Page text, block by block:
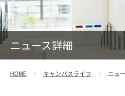
ニュース詳細
HOME キャンパスライフ ニュ